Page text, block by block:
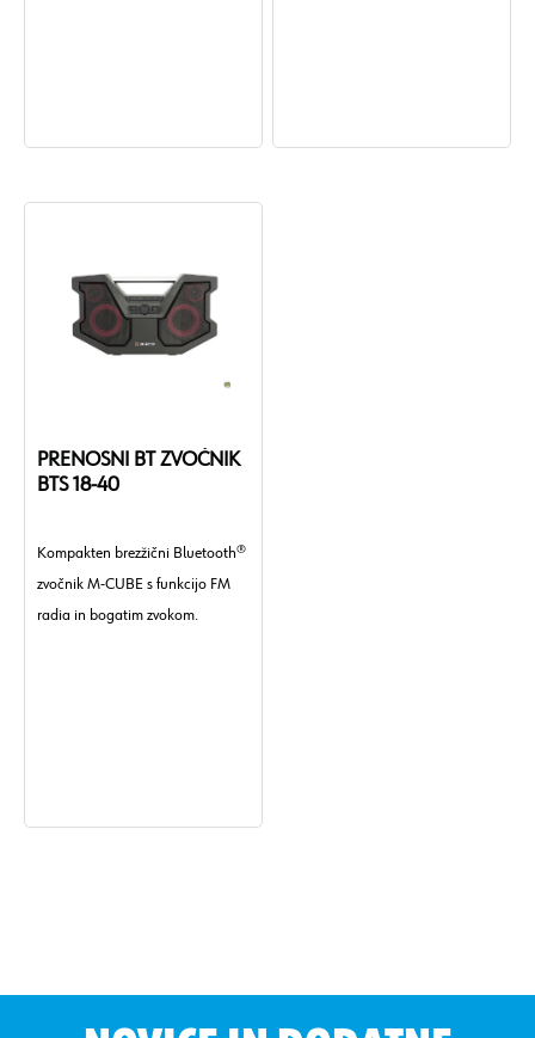
PRENOSNI BT ZVOČNIK
BTS 18-40
Kompakten brezžični Bluetooth®
zvočnik M-CUBE s funkcijo FM
radia in bogatim zvokom.